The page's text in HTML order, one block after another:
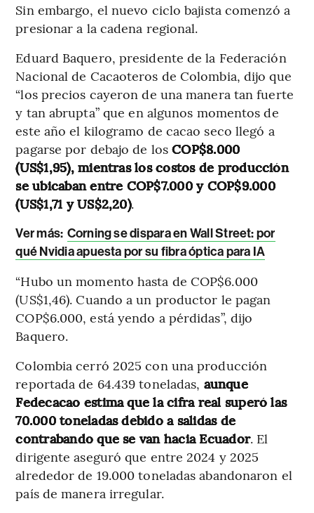
Sin embargo, el nuevo ciclo bajista comenzó a
presionar a la cadena regional.
Eduard Baquero, presidente de la Federación
Nacional de Cacaoteros de Colombia, dijo que
“los precios cayeron de una manera tan fuerte
y tan abrupta” que en algunos momentos de
este año el kilogramo de cacao seco llegó a
pagarse por debajo de losCOP$8.000
(US$1,95), mientras los costos de producción
se ubicaban entre COP$7.000 y COP$9.000
(US$1,71 y US$2,20).
Ver más: Corning se dispara en Wall Street: por
qué Nvidia apuesta por su fibra óptica para IA
“Hubo un momento hasta de COP$6.000
(US$1,46). Cuando a un productor le pagan
COP$6.000, está yendo a pérdidas”, dijo
Baquero.
Colombia cerró 2025 con una producción
reportada de 64.439 toneladas, aunque
Fedecacao estima que la cifra real superó las
70.000 toneladas debido a salidas de
contrabando que se van hacia Ecuador. El
dirigente aseguró que entre 2024 y 2025
alrededor de 19.000 toneladas abandonaron el
país de manera irregular.